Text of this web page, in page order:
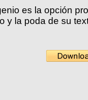
es la opción
y la poda de su